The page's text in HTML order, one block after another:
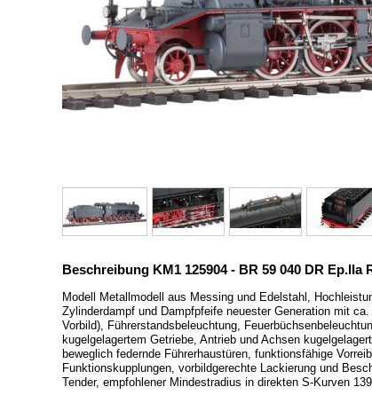
Beschreibung KM1 125904 - BR 59 040 DR
Modell Metallmodell aus Messing und Edelstahl,
Zylinderdampf und Dampfpfeife neuester Generation mit
Vorbild), Führerstandsbeleuchtung,
kugelgelagertem Getriebe, Antrieb und Achsen
beweglich federnde Führerhaustüren, funktionsfähige
Funktionskupplungen, vorbildgerechte Lackierung und
Tender, empfohlener Mindestradius in direkten S-Kurven